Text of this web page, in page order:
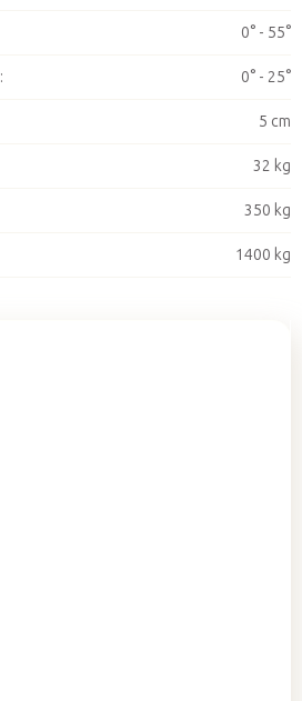
0° - 55°
: 0° - 25°
5 cm
32 kg
350 kg
1400 kg